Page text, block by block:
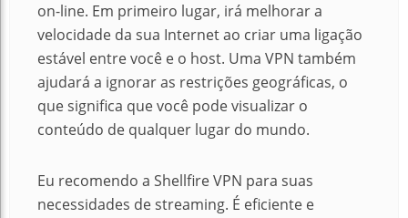
on-line. Em primeiro lugar, irá melhorar a
velocidade da sua Internet ao criar uma ligação
estável entre você e o host. Uma VPN também
ajudará a ignorar as restrições geográficas, o
que significa que você pode visualizar o
conteúdo de qualquer lugar do mundo.
Eu recomendo a Shellfire VPN para suas
necessidades de streaming. É eficiente e